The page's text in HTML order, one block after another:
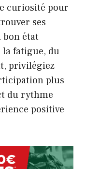
curiosité pour
ses
bon état
la fatigue, du
privilégiez
plus
du rythme
positive